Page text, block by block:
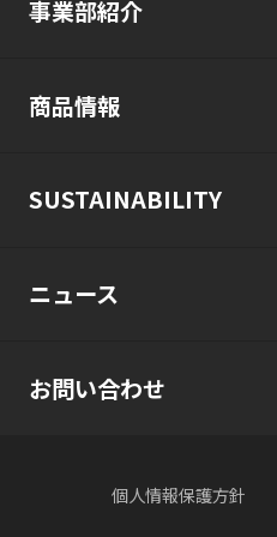
事業部紹介
商品情報
SUSTAINABILITY
ニュース
お問い合わせ
個人情報保護方針